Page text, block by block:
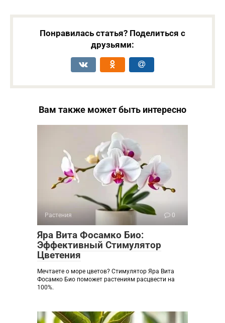
Понравилась статья? Поделиться с
друзьями:
Вам также может быть интересно
Растения 0
Яра Вита Фосамко Био:
Эффективный Стимулятор
Цветения
Мечтаете о море цветов? Стимулятор Яра Вита
Фосамко Био поможет растениям расцвести на
100%.